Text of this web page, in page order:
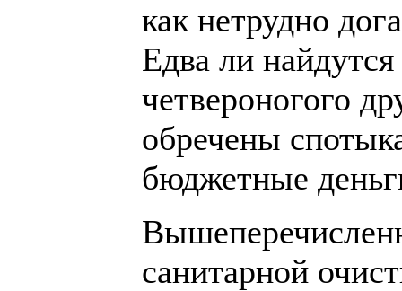
как нетрудно
Едва ли
четвероногого
обречены
бюджетные
санитарной